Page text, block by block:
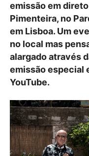
emissão em
Pimenteira, no
em Lisboa. Um
no local mas
alargado através
emissão especial
YouTube.